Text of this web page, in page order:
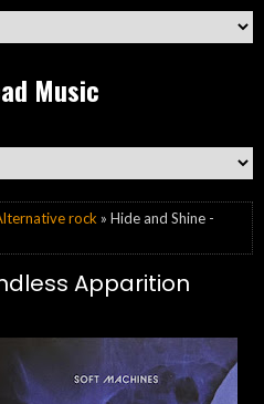
Music
rock » Hide and Shine -
Apparition